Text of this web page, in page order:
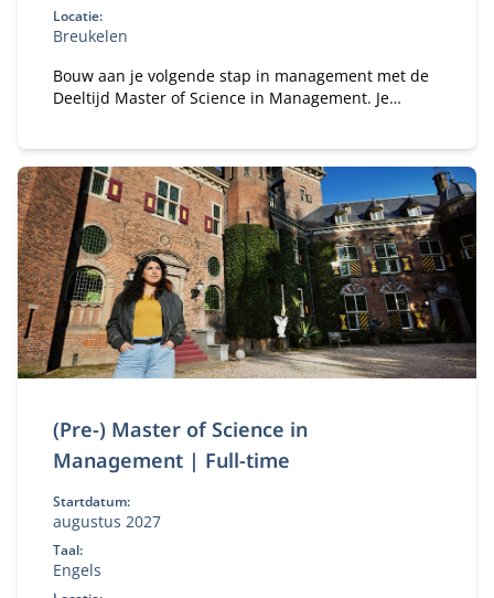
Locatie:
Breukelen
Bouw aan je volgende stap in management met de
Deeltijd Master of Science in Management. Je
strategisch inzicht. Zo ontwikkel je jezelf tot een
leider of ondernemer die richting geeft,
verantwoordelijkheid neemt en oog houdt voor
mens, organisatie en maatschappij.
(Pre-) Master of Science in
Management | Full-time
Startdatum:
augustus 2027
Taal:
Engels